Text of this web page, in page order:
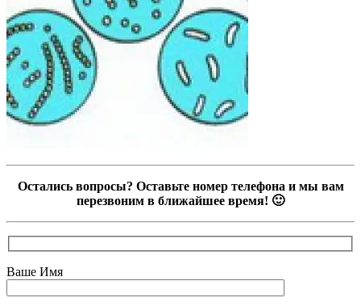
Остались вопросы? Оставьте номер телефона и мы вам
перезвоним в ближайшее время! 🙂
Ваше Имя